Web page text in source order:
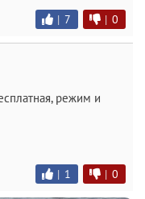
| 7 | 0
режим и
| 1 | 0